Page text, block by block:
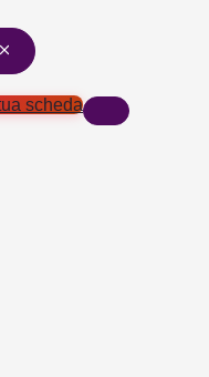
scheda